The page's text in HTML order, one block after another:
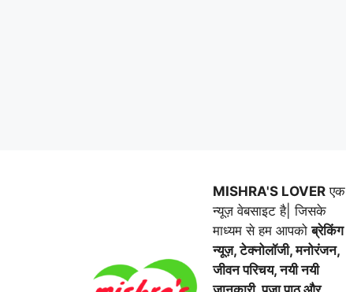
MISHRA'S LOVER एक
न्यूज़ वेबसाइट है| जिसके
माध्यम से हम आपकोब्रेकिंग
न्यूज़, टेक्नोलॉजी, मनोरंजन,
जीवन परिचय, नयी नयी